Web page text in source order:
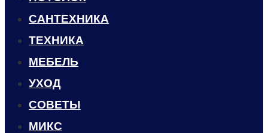
САНТЕХНИКА
ТЕХНИКА
МЕБЕЛЬ
УХОД
CОВЕТЫ
МИКС